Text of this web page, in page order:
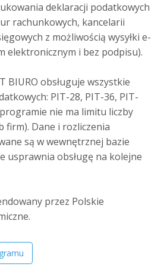
deklaracji podatkowych
rachunkowych, kancelarii
z możliwością wysyłki e-
elektronicznym i bez podpisu).
BIURO obsługuje wszystkie
PIT-28, PIT-36, PIT-
nie ma limitu liczby
firm). Dane i rozliczenia
są w wewnętrznej bazie
usprawnia obsługę na kolejne
przez Polskie